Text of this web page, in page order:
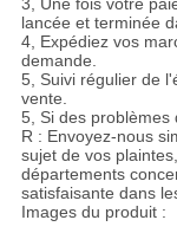
3, Une fois votre
lancée et terminée
4, Expédiez vos
demande.
5, Suivi régulier de
vente.
5, Si des problèmes
R : Envoyez-nous
sujet de vos
départements
satisfaisante dans
Images du produit :